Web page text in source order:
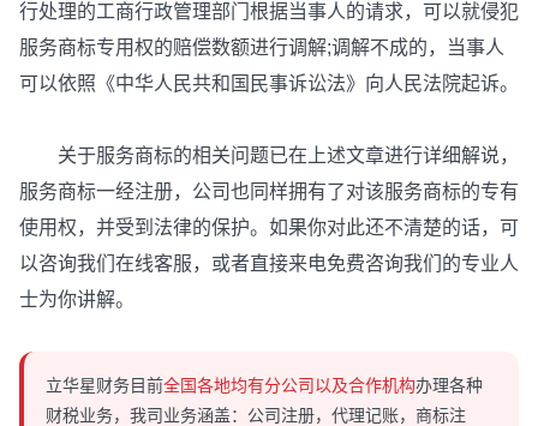
行处理的工商行政管理部门根据当事人的请求，可以就侵犯
服务商标专用权的赔偿数额进行调解;调解不成的，当事人
可以依照《中华人民共和国民事诉讼法》向人民法院起诉。
关于服务商标的相关问题已在上述文章进行详细解说，
服务商标一经注册，公司也同样拥有了对该服务商标的专有
使用权，并受到法律的保护。如果你对此还不清楚的话，可
以咨询我们在线客服，或者直接来电免费咨询我们的专业人
士为你讲解。
立华星财务目前全国各地均有分公司以及合作机构办理各种
财税业务，我司业务涵盖：公司注册，代理记账，商标注